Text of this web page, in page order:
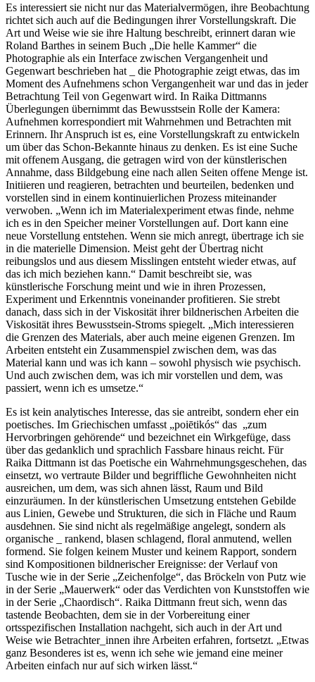
Es interessiert sie nicht nur das Materialvermögen, ihre Beobachtung
richtet sich auch auf die Bedingungen ihrer Vorstellungskraft. Die
Art und Weise wie sie ihre Haltung beschreibt, erinnert daran wie
Roland Barthes in seinem Buch „Die helle Kammer“ die
Photographie als ein Interface zwischen Vergangenheit und
Gegenwart beschrieben hat _ die Photographie zeigt etwas, das im
Moment des Aufnehmens schon Vergangenheit war und das in jeder
Betrachtung Teil von Gegenwart wird. In Raika Dittmanns
Überlegungen übernimmt das Bewusstsein Rolle der Kamera:
Aufnehmen korrespondiert mit Wahrnehmen und Betrachten mit
Erinnern. Ihr Anspruch ist es, eine Vorstellungskraft zu entwickeln
um über das Schon-Bekannte hinaus zu denken. Es ist eine Suche
mit offenem Ausgang, die getragen wird von der künstlerischen
Annahme, dass Bildgebung eine nach allen Seiten offene Menge ist.
Initiieren und reagieren, betrachten und beurteilen, bedenken und
vorstellen sind in einem kontinuierlichen Prozess miteinander
verwoben. „Wenn ich im Materialexperiment etwas finde, nehme
ich es in den Speicher meiner Vorstellungen auf. Dort kann eine
neue Vorstellung entstehen. Wenn sie mich anregt, übertrage ich sie
in die materielle Dimension. Meist geht der Übertrag nicht
reibungslos und aus diesem Misslingen entsteht wieder etwas, auf
das ich mich beziehen kann.“ Damit beschreibt sie, was
künstlerische Forschung meint und wie in ihren Prozessen,
Experiment und Erkenntnis voneinander profitieren. Sie strebt
danach, dass sich in der Viskosität ihrer bildnerischen Arbeiten die
Viskosität ihres Bewusstsein-Stroms spiegelt. „Mich interessieren
die Grenzen des Materials, aber auch meine eigenen Grenzen. Im
Arbeiten entsteht ein Zusammenspiel zwischen dem, was das
Material kann und was ich kann – sowohl physisch wie psychisch.
Und auch zwischen dem, was ich mir vorstellen und dem, was
passiert, wenn ich es umsetze.“
Es ist kein analytisches Interesse, das sie antreibt, sondern eher ein
poetisches. Im Griechischen umfasst „poiētikós“ das „zum
Hervorbringen gehörende“ und bezeichnet ein Wirkgefüge, dass
über das gedanklich und sprachlich Fassbare hinaus reicht. Für
Raika Dittmann ist das Poetische ein Wahrnehmungsgeschehen, das
einsetzt, wo vertraute Bilder und begriffliche Gewohnheiten nicht
ausreichen, um dem, was sich ahnen lässt, Raum und Bild
einzuräumen. In der künstlerischen Umsetzung entstehen Gebilde
aus Linien, Gewebe und Strukturen, die sich in Fläche und Raum
ausdehnen. Sie sind nicht als regelmäßige angelegt, sondern als
organische _ rankend, blasen schlagend, floral anmutend, wellen
formend. Sie folgen keinem Muster und keinem Rapport, sondern
sind Kompositionen bildnerischer Ereignisse: der Verlauf von
Tusche wie in der Serie „Zeichenfolge“, das Bröckeln von Putz wie
in der Serie „Mauerwerk“ oder das Verdichten von Kunststoffen wie
in der Serie „Chaordisch“. Raika Dittmann freut sich, wenn das
tastende Beobachten, dem sie in der Vorbereitung einer
ortsspezifischen Installation nachgeht, sich auch in der Art und
Weise wie Betrachter_innen ihre Arbeiten erfahren, fortsetzt. „Etwas
ganz Besonderes ist es, wenn ich sehe wie jemand eine meiner
Arbeiten einfach nur auf sich wirken lässt.“